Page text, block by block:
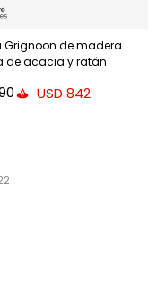
Grignoon de madera
de acacia y ratán
trenzado
USD 842